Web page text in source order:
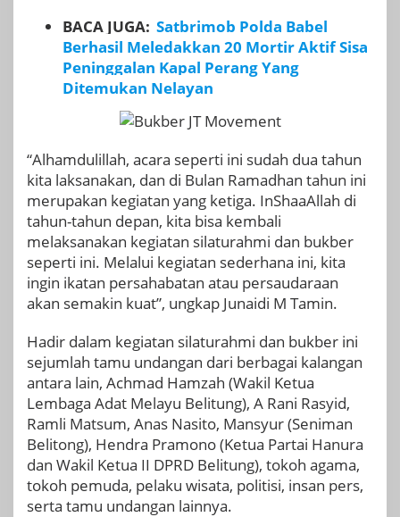
BACA JUGA: Satbrimob Polda Babel
Berhasil Meledakkan 20 Mortir Aktif Sisa
Peninggalan Kapal Perang Yang
Ditemukan Nelayan
“Alhamdulillah, acara seperti ini sudah dua tahun
kita laksanakan, dan di Bulan Ramadhan tahun ini
merupakan kegiatan yang ketiga. InShaaAllah di
tahun-tahun depan, kita bisa kembali
melaksanakan kegiatan silaturahmi dan bukber
seperti ini. Melalui kegiatan sederhana ini, kita
ingin ikatan persahabatan atau persaudaraan
akan semakin kuat”, ungkap Junaidi M Tamin.
Hadir dalam kegiatan silaturahmi dan bukber ini
sejumlah tamu undangan dari berbagai kalangan
antara lain, Achmad Hamzah (Wakil Ketua
Lembaga Adat Melayu Belitung), A Rani Rasyid,
Ramli Matsum, Anas Nasito, Mansyur (Seniman
Belitong), Hendra Pramono (Ketua Partai Hanura
dan Wakil Ketua II DPRD Belitung), tokoh agama,
tokoh pemuda, pelaku wisata, politisi, insan pers,
serta tamu undangan lainnya.